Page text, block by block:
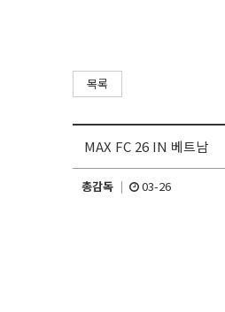
목록
MAX FC 26 IN 베트남
총감독 03-26